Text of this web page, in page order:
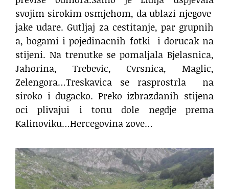
svojim sirokim osmjehom, da ublazi njegove
jake udare. Gutljaj za cestitanje, par grupnih
a, bogami i pojedinacnih fotki i dorucak na
stijeni. Na trenutke se pomaljala Bjelasnica,
Jahorina, Trebevic, Cvrsnica, Maglic,
Zelengora…Treskavica se rasprostrla
na
siroko i dugacko. Preko izbrazdanih stijena
oci plivajui i tonu dole negdje prema
Kalinoviku…Hercegovina zove…